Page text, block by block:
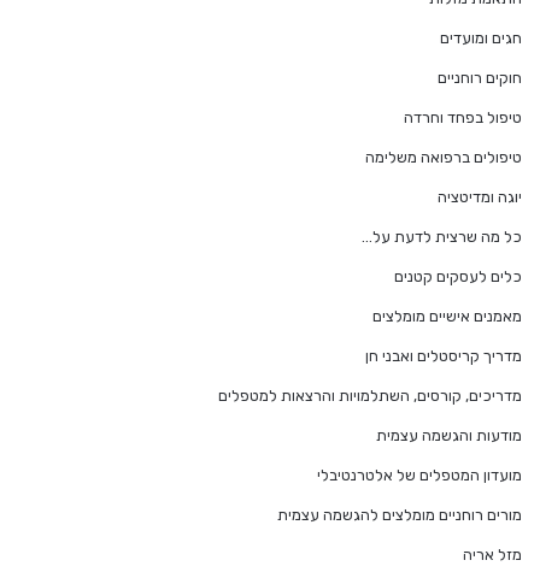
חגים ומועדים
חוקים רוחניים
טיפול בפחד וחרדה
טיפולים ברפואה משלימה
יוגה ומדיטציה
כל מה שרצית לדעת על…
כלים לעסקים קטנים
מאמנים אישיים מומלצים
מדריך קריסטלים ואבני חן
מדריכים, קורסים, השתלמויות והרצאות למטפלים
מודעות והגשמה עצמית
מועדון המטפלים של אלטרנטיבלי
מורים רוחניים מומלצים להגשמה עצמית
מזל אריה